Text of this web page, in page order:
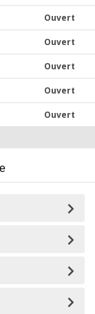
Ouvert
Ouvert
Ouvert
Ouvert
Ouvert